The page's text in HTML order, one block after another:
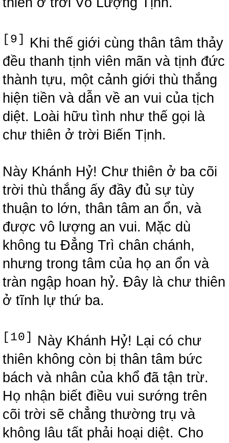
[9]
Khi thế giới cùng thân tâm thảy
đều thanh tịnh viên mãn và tịnh đức
thành tựu, một cảnh giới thù thắng
hiện tiền và dẫn về an vui của tịch
diệt. Loài hữu tình như thế gọi là
chư thiên ở trời Biến Tịnh.
Này Khánh Hỷ! Chư thiên ở ba cõi
trời thù thắng ấy đầy đủ sự tùy
thuận to lớn, thân tâm an ổn, và
được vô lượng an vui. Mặc dù
không tu Đẳng Trì chân chánh,
nhưng trong tâm của họ an ổn và
tràn ngập hoan hỷ. Đây là chư thiên
ở tĩnh lự thứ ba.
[10]
Này Khánh Hỷ! Lại có chư
thiên không còn bị thân tâm bức
bách và nhân của khổ đã tận trừ.
Họ nhận biết điều vui sướng trên
cõi trời sẽ chẳng thường trụ và
không lâu tất phải hoại diệt. Cho